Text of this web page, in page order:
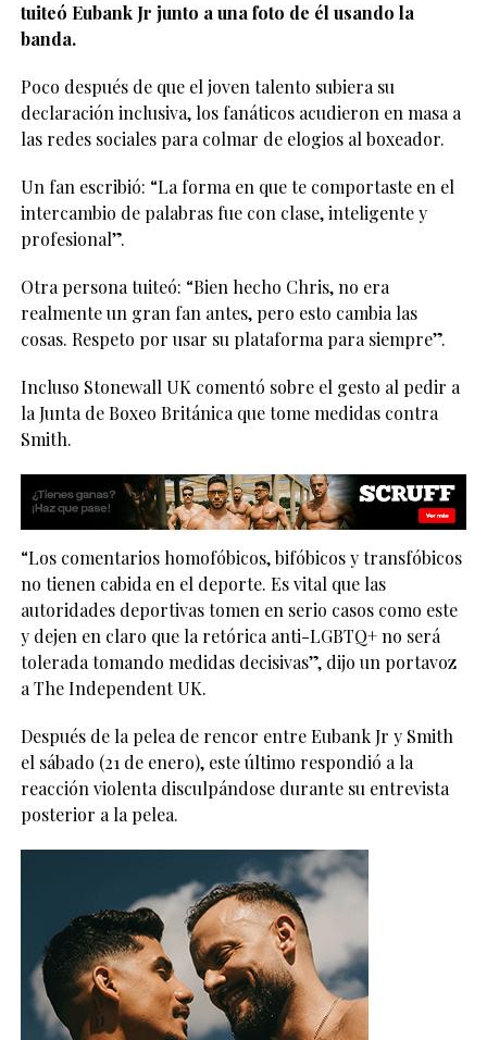
tuiteó Eubank Jr junto a una foto de él usando la
banda.
Poco después de que el joven talento subiera su
declaración inclusiva, los fanáticos acudieron en masa a
las redes sociales para colmar de elogios al boxeador.
Un fan escribió: “La forma en que te comportaste en el
intercambio de palabras fue con clase, inteligente y
profesional”.
Otra persona tuiteó: “Bien hecho Chris, no era
realmente un gran fan antes, pero esto cambia las
cosas. Respeto por usar su plataforma para siempre”.
Incluso Stonewall UK comentó sobre el gesto al pedir a
la Junta de Boxeo Británica que tome medidas contra
Smith.
“Los comentarios homofóbicos, bifóbicos y transfóbicos
no tienen cabida en el deporte. Es vital que las
autoridades deportivas tomen en serio casos como este
y dejen en claro que la retórica anti-LGBTQ+ no será
tolerada tomando medidas decisivas”, dijo un portavoz
a The Independent UK.
Después de la pelea de rencor entre Eubank Jr y Smith
el sábado (21 de enero), este último respondió a la
reacción violenta disculpándose durante su entrevista
posterior a la pelea.